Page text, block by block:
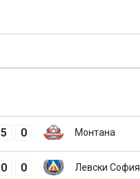
5 0 Монтана
0 0 Левски София